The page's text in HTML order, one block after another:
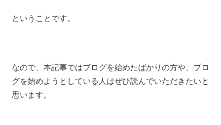
ということです。
なので、本記事ではブログを始めたばかりの方や、ブロ
グを始めようとしている人はぜひ読んでいただきたいと
思います。